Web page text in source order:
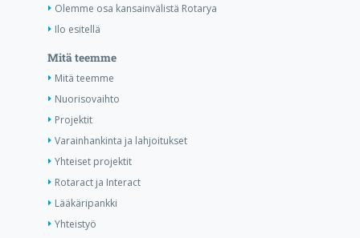
Olemme osa kansainvälistä Rotarya
Ilo esitellä
Mitä teemme
Mitä teemme
Nuorisovaihto
Projektit
Varainhankinta ja lahjoitukset
Yhteiset projektit
Rotaract ja Interact
Lääkäripankki
Yhteistyö